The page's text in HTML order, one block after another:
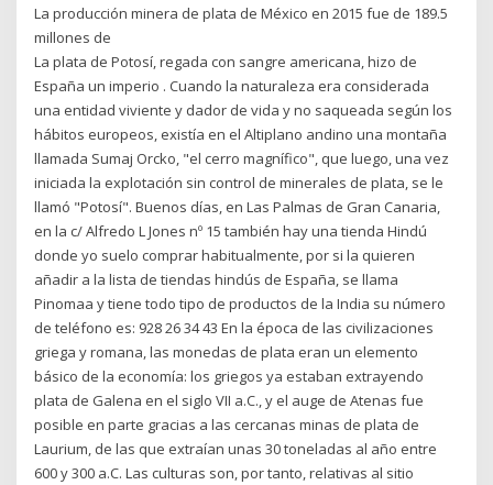
La producción minera de plata de México en 2015 fue de 189.5
millones de
La plata de Potosí, regada con sangre americana, hizo de
España un imperio . Cuando la naturaleza era considerada
una entidad viviente y dador de vida y no saqueada según los
hábitos europeos, existía en el Altiplano andino una montaña
llamada Sumaj Orcko, "el cerro magnífico", que luego, una vez
iniciada la explotación sin control de minerales de plata, se le
llamó "Potosí". Buenos días, en Las Palmas de Gran Canaria,
en la c/ Alfredo L Jones nº 15 también hay una tienda Hindú
donde yo suelo comprar habitualmente, por si la quieren
añadir a la lista de tiendas hindús de España, se llama
Pinomaa y tiene todo tipo de productos de la India su número
de teléfono es: 928 26 34 43 En la época de las civilizaciones
griega y romana, las monedas de plata eran un elemento
básico de la economía: los griegos ya estaban extrayendo
plata de Galena en el siglo VII a.C., y el auge de Atenas fue
posible en parte gracias a las cercanas minas de plata de
Laurium, de las que extraían unas 30 toneladas al año entre
600 y 300 a.C. Las culturas son, por tanto, relativas al sitio